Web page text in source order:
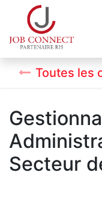
Toutes les
Secteur